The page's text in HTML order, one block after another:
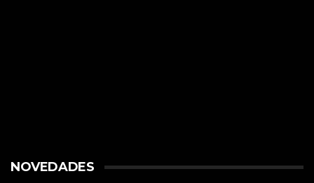
NOVEDADES